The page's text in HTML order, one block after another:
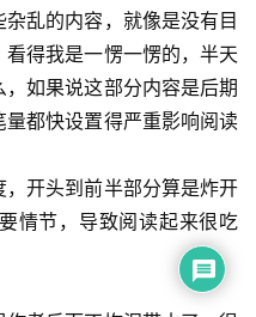
乱的内容，就像是没有目
得我是一愣一愣的，半天
如果说这部分内容是后期
都快设置得严重影响阅读
开头到前半部分算是炸开
情节，导致阅读起来很吃